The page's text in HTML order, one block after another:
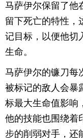
育
育
儿
旅
游
游
讯
财
富
文
马萨伊尔保留了他
留下死亡的特性，
记目标，以便他切
生命。
马萨伊尔的镰刀每
被标记的敌人会暴
标最大生命值影响
他的技能也围绕着
步的削弱对手，还